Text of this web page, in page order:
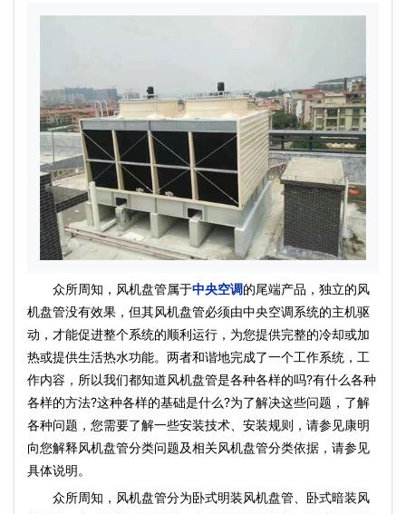
众所周知，风机盘管属于中央空调的尾端产品，独立的风
机盘管没有效果，但其风机盘管必须由中央空调系统的主机驱
动，才能促进整个系统的顺利运行，为您提供完整的冷却或加
热或提供生活热水功能。两者和谐地完成了一个工作系统，工
作内容，所以我们都知道风机盘管是各种各样的吗?有什么各种
各样的方法?这种各样的基础是什么?为了解决这些问题，了解
各种问题，您需要了解一些安装技术、安装规则，请参见康明
向您解释风机盘管分类问题及相关风机盘管分类依据，请参见
具体说明。
众所周知，风机盘管分为卧式明装风机盘管、卧式暗装风